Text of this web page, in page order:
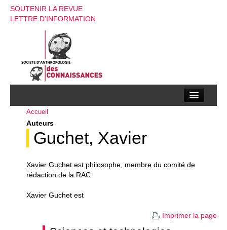
SOUTENIR LA REVUE
LETTRE D'INFORMATION
La société d’anthropologie des connaissances
La revue
Appels à contributions
Instructions aux auteurs
Accueil
Auteurs
Guchet, Xavier
Xavier Guchet est philosophe, membre du comité de
rédaction de la RAC
Xavier Guchet est
Imprimer la page